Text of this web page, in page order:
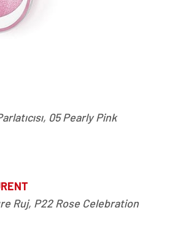
05 Pearly Pink
Ruj, P22 Rose Celebration